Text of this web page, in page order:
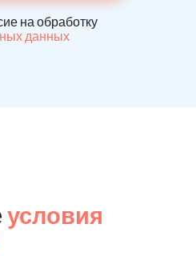
на обработку
данных
условия